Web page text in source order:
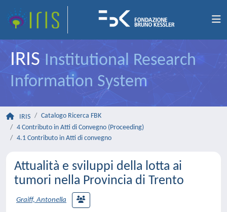
IRIS Institutional Research
Information System
IRIS
Catalogo Ricerca FBK
4 Contributo in Atti di Convegno (Proceeding)
4.1 Contributo in Atti di convegno
Attualità e sviluppi della lotta ai
tumori nella Provincia di Trento
Graiff, Antonella